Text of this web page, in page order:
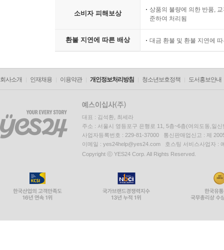
소비자 피해보상
상품의 불량에 의한 반품,
준하여 처리됨
환불 지연에 따른 배상 대금 환불 및 환불 지연에
회사소개 인재채용 이용약관 개인정보처리방침 청소년보호정책 도서홍보안내
대표 : 김석환, 최세라
주소 : 서울시 영등포구 은행로 11, 5층~6층(여의도동,일신
사업자등록번호 : 229-81-37000 통신판매업신고 : 제
이메일 : yes24help@yes24.com 호스팅 서비스사업자 :
Copyright ⓒ YES24 Corp. All Rights Reserved.